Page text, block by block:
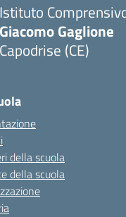
Istituto
Giacomo Gaglione
Capodrise (CE)
della scuola
della scuola